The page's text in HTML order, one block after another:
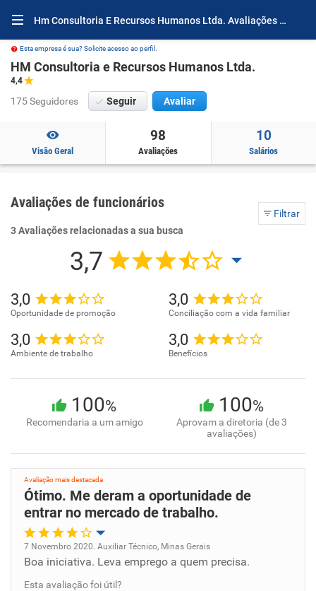
Hm Consultoria E Recursos Humanos Ltda. Avaliações e Opiniões
Esta empresa é sua? Solicite acesso ao perfil.
HM Consultoria e Recursos Humanos Ltda.
4,4
175 Seguidores Seguir Avaliar
Visão Geral
98
Avaliações
10
Salários
Avaliações de funcionários
Filtrar
3 Avaliações relacionadas a sua busca
3,7
3,0
Oportunidade de promoção
3,0
Conciliação com a vida familiar
3,0
Ambiente de trabalho
3,0
Benefícios
100%
Recomendaria a um amigo
100%
Aprovam a diretoria (de 3
avaliações)
Avaliação mais destacada
Ótimo. Me deram a oportunidade de
entrar no mercado de trabalho.
Oportunidade de promoção
7 Novembro 2020. Auxiliar Técnico, Minas Gerais
Boa iniciativa. Leva emprego a quem precisa.
Esta avaliação foi útil?